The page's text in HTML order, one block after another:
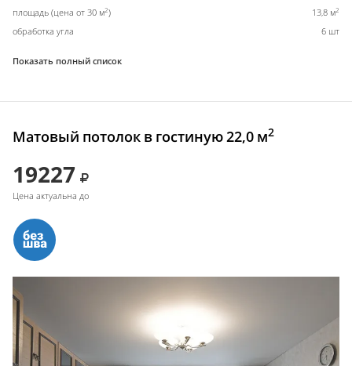
площадь (цена от 30 м2) 13,8 м2
обработка угла 6 шт
Показать полный список
Матовый потолок в гостиную 22,0 м2
19227
Цена актуальна до